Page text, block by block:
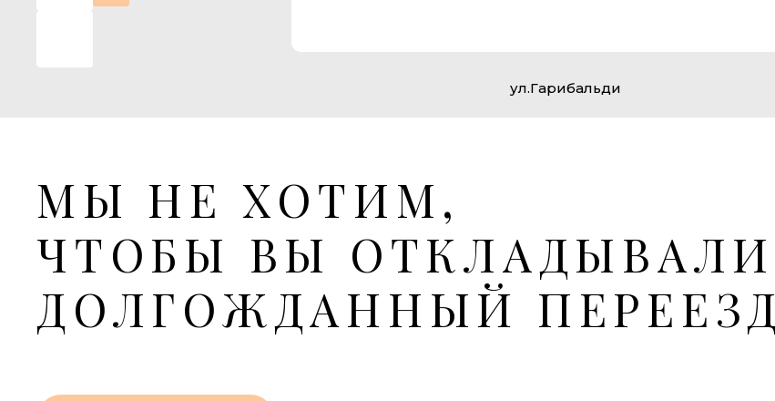
5
этаж
ул.Гарибальди
МЫ НЕ ХОТИМ,
ЧТОБЫ ВЫ ОТКЛАДЫВАЛИ
ДОЛГОЖДАННЫЙ ПЕРЕЕЗД